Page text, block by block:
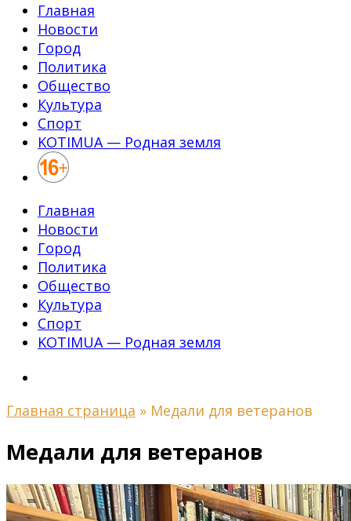
Главная
Новости
Город
Политика
Общество
Культура
Спорт
KOTIMUA — Родная земля
Главная
Новости
Город
Политика
Общество
Культура
Спорт
KOTIMUA — Родная земля
Главная страница » Медали для ветеранов
Медали для ветеранов